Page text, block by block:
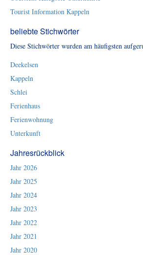
Tourist Information Kappeln
beliebte Stichwörter
Diese Stichwörter wurden am häufigsten
Deekelsen
Kappeln
Schlei
Ferienhaus
Ferienwohnung
Unterkunft
Jahresrückblick
Jahr 2026
Jahr 2025
Jahr 2024
Jahr 2023
Jahr 2022
Jahr 2021
Jahr 2020